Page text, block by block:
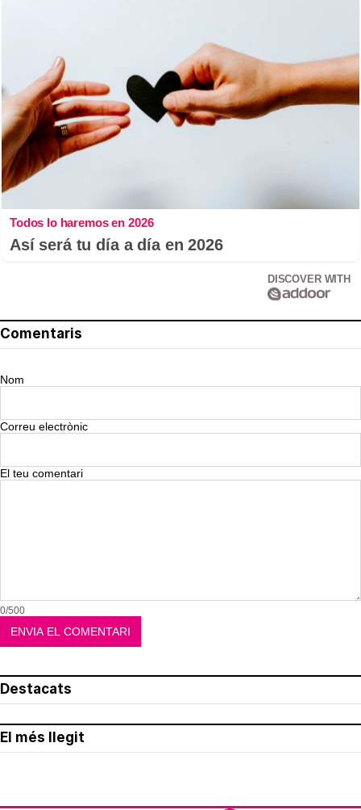
Todos lo haremos en 2026
Así será tu día a día en 2026
DISCOVER WITH
Comentaris
Nom
Correu electrònic
El teu comentari
0/500
Destacats
El més llegit